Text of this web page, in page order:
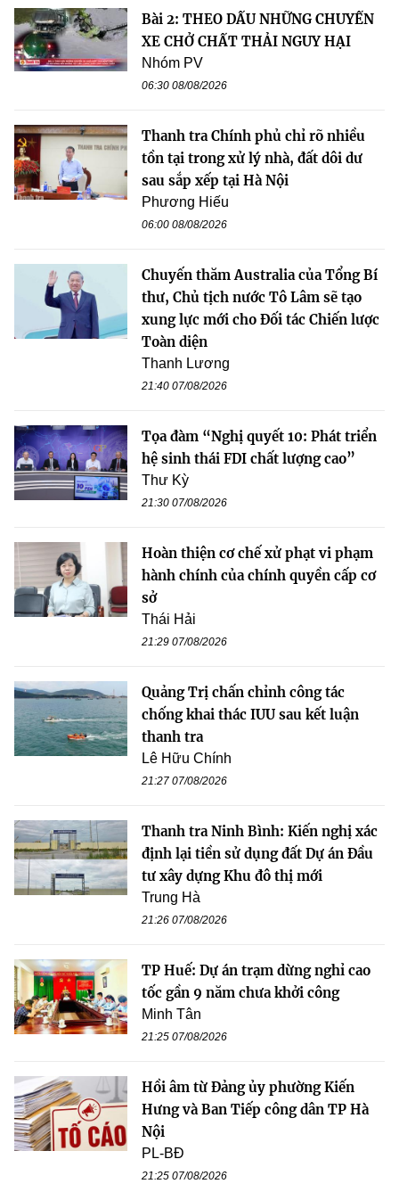
Bài 2: THEO DẤU NHỮNG CHUYẾN
XE CHỞ CHẤT THẢI NGUY HẠI
Nhóm PV
06:30 08/08/2026
Thanh tra Chính phủ chỉ rõ nhiều
tồn tại trong xử lý nhà, đất dôi dư
sau sắp xếp tại Hà Nội
Phương Hiếu
06:00 08/08/2026
Chuyến thăm Australia của Tổng Bí
thư, Chủ tịch nước Tô Lâm sẽ tạo
xung lực mới cho Đối tác Chiến lược
Toàn diện
Thanh Lương
21:40 07/08/2026
Tọa đàm “Nghị quyết 10: Phát triển
hệ sinh thái FDI chất lượng cao”
Thư Kỳ
21:30 07/08/2026
Hoàn thiện cơ chế xử phạt vi phạm
hành chính của chính quyền cấp cơ
sở
Thái Hải
21:29 07/08/2026
Quảng Trị chấn chỉnh công tác
chống khai thác IUU sau kết luận
thanh tra
Lê Hữu Chính
21:27 07/08/2026
Thanh tra Ninh Bình: Kiến nghị xác
định lại tiền sử dụng đất Dự án Đầu
tư xây dựng Khu đô thị mới
Trung Hà
21:26 07/08/2026
TP Huế: Dự án trạm dừng nghỉ cao
tốc gần 9 năm chưa khởi công
Minh Tân
21:25 07/08/2026
Hồi âm từ Đảng ủy phường Kiến
Hưng và Ban Tiếp công dân TP Hà
Nội
PL-BĐ
21:25 07/08/2026